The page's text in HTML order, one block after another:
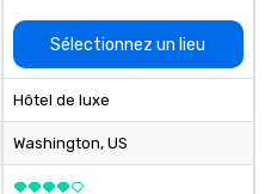
Sélectionnez un lieu
Hôtel de luxe
Washington, US